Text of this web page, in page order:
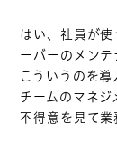
はい、社員が
ーバーのメン
こういうのを導
チームのマネジ
不得意を見て業